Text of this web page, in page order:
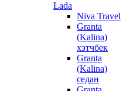
Lada
Niva Travel
Granta
(Kalina)
хэтчбек
Granta
(Kalina)
седан